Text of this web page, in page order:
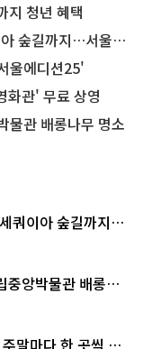
지 청년 혜택
…서울둘레길 15코스
울에디션25'
화관' 무료 상영
물관 배롱나무 명소
쿼이아 숲길까지…
중앙박물관 배롱나